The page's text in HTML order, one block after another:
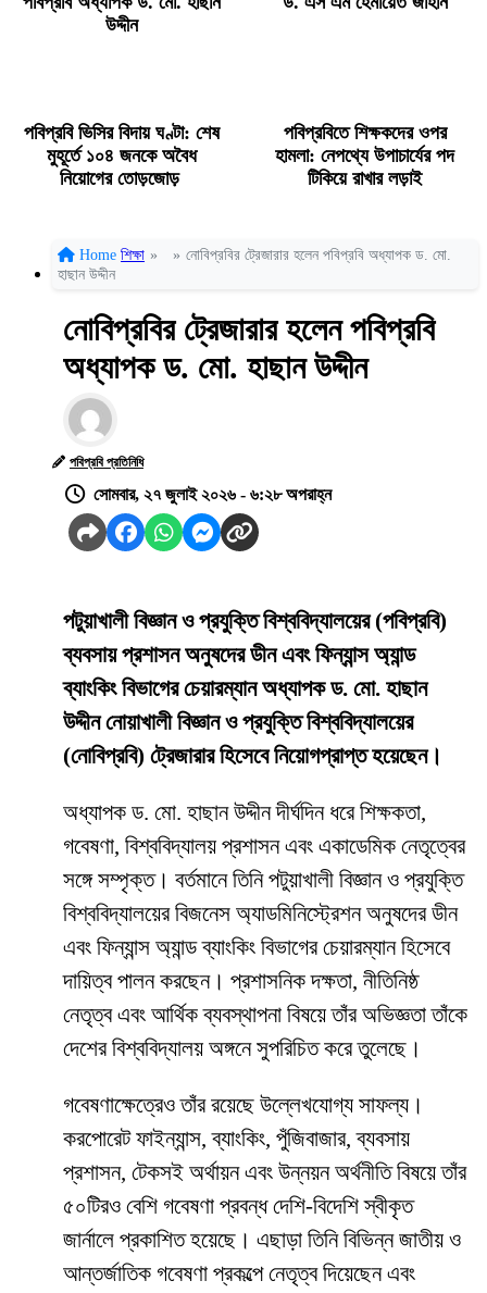
উদ্দীন
পবিপ্রবি ভিসির বিদায় ঘণ্টা: শেষ
মুহূর্তে ১০৪ জনকে অবৈধ
নিয়োগের তোড়জোড়
পবিপ্রবিতে শিক্ষকদের ওপর
হামলা: নেপথ্যে উপাচার্যের পদ
টিকিয়ে রাখার লড়াই
Home শিক্ষা » » নোবিপ্রবির ট্রেজারার হলেন পবিপ্রবি অধ্যাপক ড. মো.
হাছান উদ্দীন
নোবিপ্রবির ট্রেজারার হলেন পবিপ্রবি
অধ্যাপক ড. মো. হাছান উদ্দীন
পবিপ্রবি প্রতিনিধি
সোমবার, ২৭ জুলাই ২০২৬ - ৬:২৮ অপরাহ্ন
পটুয়াখালী বিজ্ঞান ও প্রযুক্তি বিশ্ববিদ্যালয়ের (পবিপ্রবি)
ব্যবসায় প্রশাসন অনুষদের ডীন এবং ফিন্যান্স অ্যান্ড
ব্যাংকিং বিভাগের চেয়ারম্যান অধ্যাপক ড. মো. হাছান
উদ্দীন নোয়াখালী বিজ্ঞান ও প্রযুক্তি বিশ্ববিদ্যালয়ের
(নোবিপ্রবি) ট্রেজারার হিসেবে নিয়োগপ্রাপ্ত হয়েছেন।
অধ্যাপক ড. মো. হাছান উদ্দীন দীর্ঘদিন ধরে শিক্ষকতা,
গবেষণা, বিশ্ববিদ্যালয় প্রশাসন এবং একাডেমিক নেতৃত্বের
সঙ্গে সম্পৃক্ত। বর্তমানে তিনি পটুয়াখালী বিজ্ঞান ও প্রযুক্তি
বিশ্ববিদ্যালয়ের বিজনেস অ্যাডমিনিস্ট্রেশন অনুষদের ডীন
এবং ফিন্যান্স অ্যান্ড ব্যাংকিং বিভাগের চেয়ারম্যান হিসেবে
দায়িত্ব পালন করছেন। প্রশাসনিক দক্ষতা, নীতিনিষ্ঠ
নেতৃত্ব এবং আর্থিক ব্যবস্থাপনা বিষয়ে তাঁর অভিজ্ঞতা তাঁকে
দেশের বিশ্ববিদ্যালয় অঙ্গনে সুপরিচিত করে তুলেছে।
গবেষণাক্ষেত্রেও তাঁর রয়েছে উল্লেখযোগ্য সাফল্য।
করপোরেট ফাইন্যান্স, ব্যাংকিং, পুঁজিবাজার, ব্যবসায়
প্রশাসন, টেকসই অর্থায়ন এবং উন্নয়ন অর্থনীতি বিষয়ে তাঁর
৫০টিরও বেশি গবেষণা প্রবন্ধ দেশি-বিদেশি স্বীকৃত
জার্নালে প্রকাশিত হয়েছে। এছাড়া তিনি বিভিন্ন জাতীয় ও
আন্তর্জাতিক গবেষণা প্রকল্পে নেতৃত্ব দিয়েছেন এবং